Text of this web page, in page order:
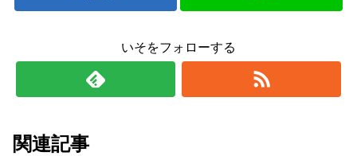
いそをフォローする
関連記事